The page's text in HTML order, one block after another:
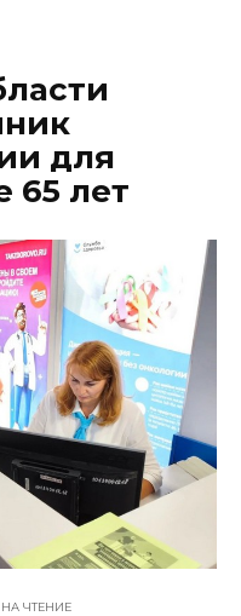
для
65 лет
НА ЧТЕНИЕ